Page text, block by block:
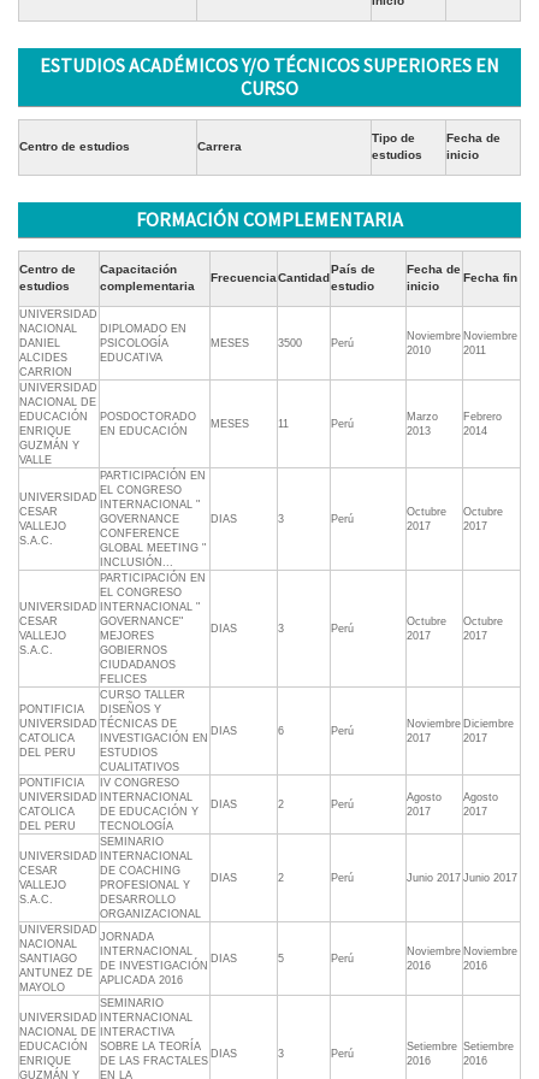
ESTUDIOS ACADÉMICOS Y/O TÉCNICOS SUPERIORES EN
CURSO
Centro de estudios Carrera
Tipo de
estudios
Fecha de
inicio
FORMACIÓN COMPLEMENTARIA
Centro de
estudios
Capacitación
complementaria
FrecuenciaCantidad
País de
estudio
Fecha de
inicio
Fecha fin
UNIVERSIDAD
NACIONAL
DANIEL
ALCIDES
CARRION
DIPLOMADO EN
PSICOLOGÍA
EDUCATIVA
MESES 3500 Perú
Noviembre
2010
Noviembre
2011
UNIVERSIDAD
NACIONAL DE
EDUCACIÓN
ENRIQUE
GUZMÁN Y
VALLE
POSDOCTORADO
EN EDUCACIÓN
MESES 11 Perú
Marzo
2013
Febrero
2014
UNIVERSIDAD
CESAR
VALLEJO
S.A.C.
PARTICIPACIÓN EN
EL CONGRESO
INTERNACIONAL "
GOVERNANCE
CONFERENCE
GLOBAL MEETING "
INCLUSIÓN...
DIAS 3 Perú
Octubre
2017
Octubre
2017
UNIVERSIDAD
CESAR
VALLEJO
S.A.C.
PARTICIPACIÓN EN
EL CONGRESO
INTERNACIONAL "
GOVERNANCE"
MEJORES
GOBIERNOS
CIUDADANOS
FELICES
DIAS 3 Perú
Octubre
2017
Octubre
2017
PONTIFICIA
UNIVERSIDAD
CATOLICA
DEL PERU
CURSO TALLER
DISEÑOS Y
TÉCNICAS DE
INVESTIGACIÓN EN
ESTUDIOS
CUALITATIVOS
DIAS 6 Perú
Noviembre
2017
Diciembre
2017
PONTIFICIA
UNIVERSIDAD
CATOLICA
DEL PERU
IV CONGRESO
INTERNACIONAL
DE EDUCACIÓN Y
TECNOLOGÍA
DIAS 2 Perú
Agosto
2017
Agosto
2017
UNIVERSIDAD
CESAR
VALLEJO
S.A.C.
SEMINARIO
INTERNACIONAL
DE COACHING
PROFESIONAL Y
DESARROLLO
ORGANIZACIONAL
DIAS 2 Perú Junio 2017 Junio 2017
UNIVERSIDAD
NACIONAL
SANTIAGO
ANTUNEZ DE
MAYOLO
JORNADA
INTERNACIONAL
DE INVESTIGACIÓN
APLICADA 2016
DIAS 5 Perú
Noviembre
2016
Noviembre
2016
UNIVERSIDAD
NACIONAL DE
EDUCACIÓN
ENRIQUE
GUZMÁN Y
SEMINARIO
INTERNACIONAL
INTERACTIVA
SOBRE LA TEORÍA
DE LAS FRACTALES
EN LA
DIAS 3 Perú
Setiembre
2016
Setiembre
2016